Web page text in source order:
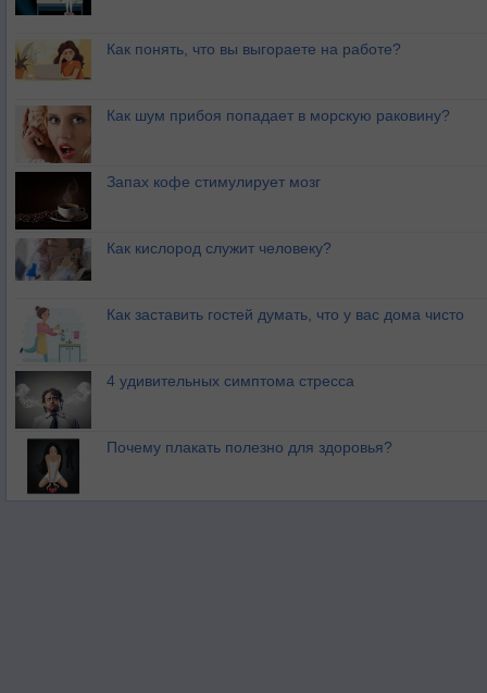
Как понять, что вы выгораете на работе?
Как шум прибоя попадает в морскую раковину?
Запах кофе стимулирует мозг
Как кислород служит человеку?
Как заставить гостей думать, что у вас дома чисто
4 удивительных симптома стресса
Почему плакать полезно для здоровья?